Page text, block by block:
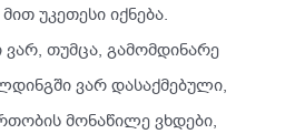
უკეთესი იქნება.
თუმცა, გამომდინარე
ვარ დასაქმებული,
მონაწილე ვხდები,